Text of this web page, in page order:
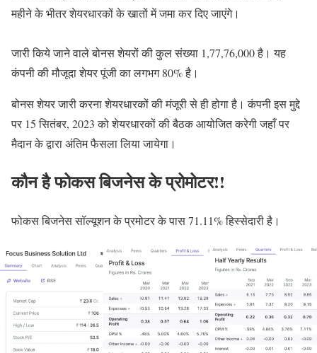
महीने के भीतर शेयरधारकों के खातों में जमा कर दिए जाएंगे।
जारी किये जाने वाले बोनस शेयरों की कुल संख्या 1,77,76,000 है। यह
कंपनी की मौजूदा शेयर पूंजी का लगभग 80% है।
बोनस शेयर जारी करना शेयरधारकों की मंजूरी से ही होगा है। कंपनी इस मुद्दे
पर 15 सितंबर, 2023 को शेयरधारकों की बैठक आयोजित करेगी जहाँ पर
मैदान के द्वारा अंतिम फैसला लिया जायेगा।
कौन है फोकस बिजनेस के प्रोमोटर!!
फोकस बिजनेस सॉल्यूशन के प्रमोटर के पास 71.11% हिस्सेदारी है।